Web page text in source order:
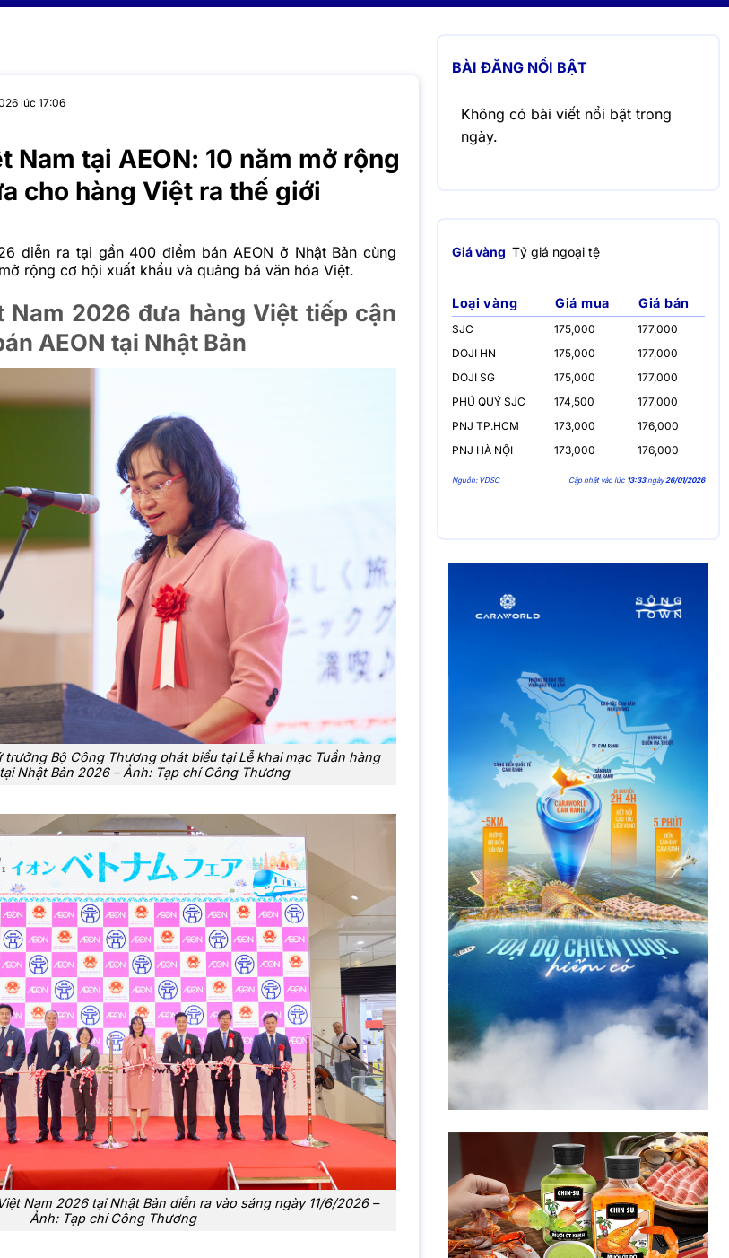
lúc 17:06
Nam tại AEON: 10 năm mở rộng
cho hàng Việt ra thế giới
diễn ra tại gần 400 điểm bán AEON ở Nhật Bản cùng
rộng cơ hội xuất khẩu và quảng bá văn hóa Việt.
Nam 2026 đưa hàng Việt tiếp cận
AEON tại Nhật Bản
trưởng Bộ Công Thương phát biểu tại Lễ khai mạc Tuần hàng
Nhật Bản 2026 – Ảnh: Tạp chí Công Thương
Nam 2026 tại Nhật Bản diễn ra vào sáng ngày 11/6/2026 –
Ảnh: Tạp chí Công Thương
BÀI ĐĂNG NỔI BẬT
Không có bài viết nổi bật trong
ngày.
Giá vàng Tỷ giá ngoại tệ
Loại vàng Giá mua Giá bán
SJC 175,000
177,000
DOJI HN
175,000
177,000
DOJI SG
175,000
177,000
PHÚ QUÝ SJC
174,500
177,000
PNJ TP.HCM
173,000
176,000
PNJ HÀ NỘI
173,000 176,000
Nguồn: VDSC Cập nhật vào lúc 13:33ngày26/01/2026